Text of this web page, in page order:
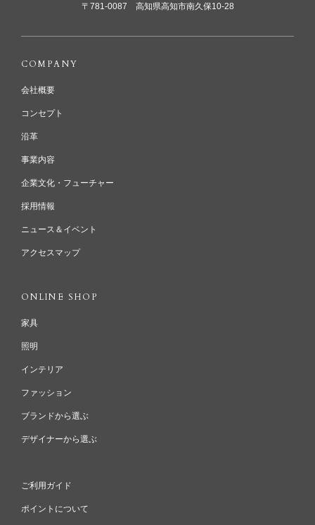
〒781-0087 高知県高知市南久保10-28
COMPANY
会社概要
コンセプト
沿革
事業内容
企業文化・フューチャー
採用情報
ニュース＆イベント
アクセスマップ
ONLINE SHOP
家具
照明
インテリア
ファッション
ブランドから選ぶ
デザイナーから選ぶ
ご利用ガイド
ポイントについて